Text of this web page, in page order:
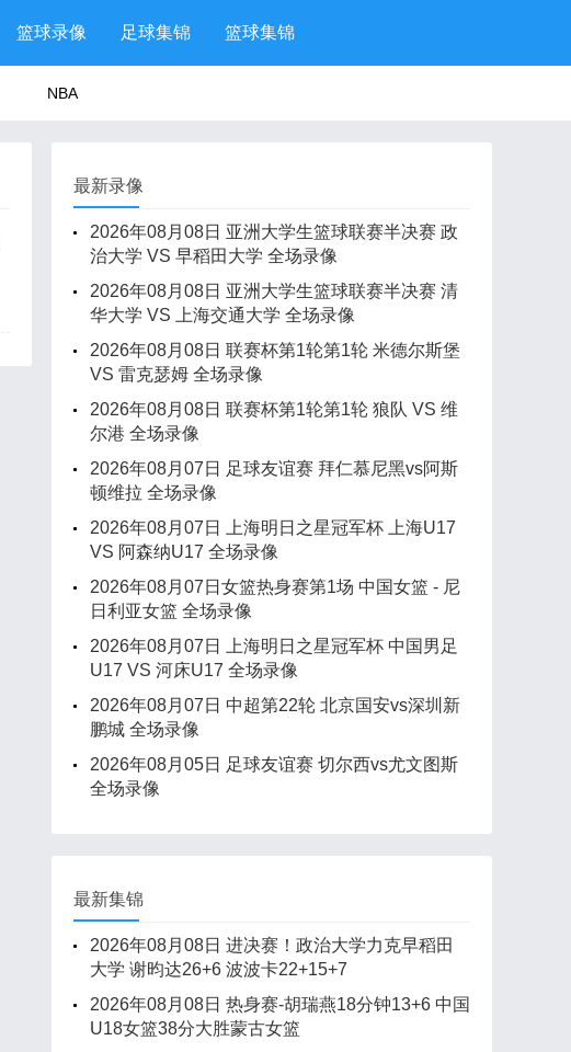
篮球录像 足球集锦 篮球集锦
NBA
最新录像
2026年08月08日 亚洲大学生篮球联赛半决赛 政
治大学 VS 早稻田大学 全场录像
2026年08月08日 亚洲大学生篮球联赛半决赛 清
华大学 VS 上海交通大学 全场录像
2026年08月08日 联赛杯第1轮第1轮 米德尔斯堡
VS 雷克瑟姆 全场录像
2026年08月08日 联赛杯第1轮第1轮 狼队 VS 维
尔港 全场录像
2026年08月07日 足球友谊赛 拜仁慕尼黑vs阿斯
顿维拉 全场录像
2026年08月07日 上海明日之星冠军杯 上海U17
VS 阿森纳U17 全场录像
2026年08月07日女篮热身赛第1场 中国女篮 - 尼
日利亚女篮 全场录像
2026年08月07日 上海明日之星冠军杯 中国男足
U17 VS 河床U17 全场录像
2026年08月07日 中超第22轮 北京国安vs深圳新
鹏城 全场录像
2026年08月05日 足球友谊赛 切尔西vs尤文图斯
全场录像
最新集锦
2026年08月08日 进决赛！政治大学力克早稻田
大学 谢昀达26+6 波波卡22+15+7
2026年08月08日 热身赛-胡瑞燕18分钟13+6 中国
U18女篮38分大胜蒙古女篮